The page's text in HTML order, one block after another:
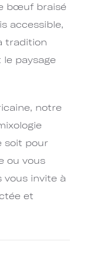
bœuf braisé
accessible,
tradition
paysage
notre
soit pour
ou vous
vous invite à
et